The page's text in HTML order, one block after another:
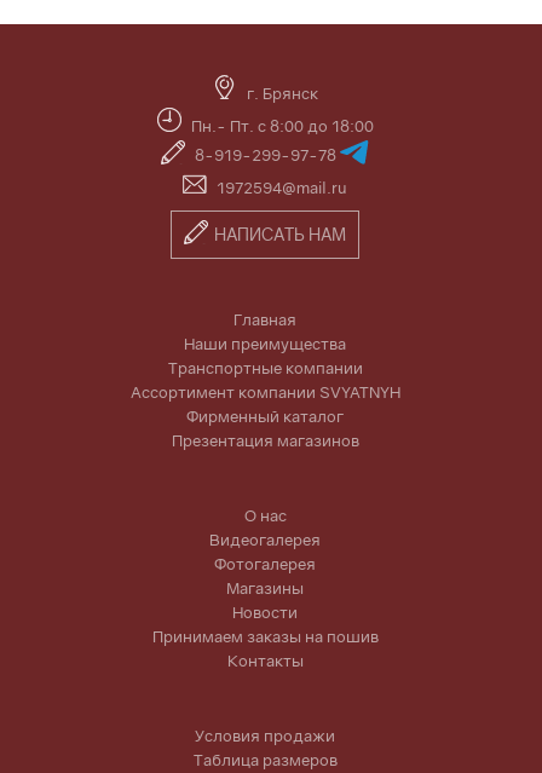
г. Брянск
Пн.- Пт. с 8:00 до 18:00
8-919-299-97-78
1972594@mail.ru
НАПИСАТЬ НАМ
Главная
Наши преимущества
Транспортные компании
Ассортимент компании SVYATNYH
Фирменный каталог
Презентация магазинов
О нас
Видеогалерея
Фотогалерея
Магазины
Новости
Принимаем заказы на пошив
Контакты
Условия продажи
Таблица размеров